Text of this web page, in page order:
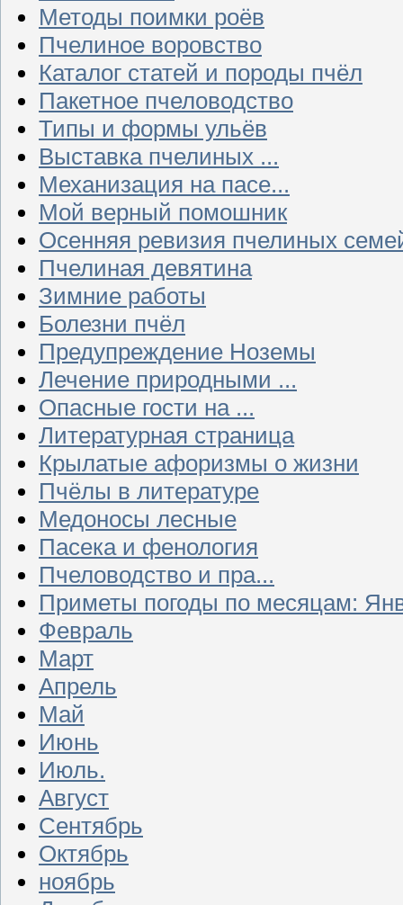
Методы поимки роёв
Пчелиное воровство
Каталог статей и породы пчёл
Пакетное пчеловодство
Типы и формы ульёв
Выставка пчелиных ...
Механизация на пасе...
Мой верный помошник
Осенняя ревизия пчелиных
Пчелиная девятина
Зимние работы
Болезни пчёл
Предупреждение Ноземы
Лечение природными ...
Опасные гости на ...
Литературная страница
Крылатые афоризмы о жизни
Пчёлы в литературе
Медоносы лесные
Пасека и фенология
Пчеловодство и пра...
Приметы погоды по месяцам:
Февраль
Март
Апрель
Май
Июнь
Июль.
Август
Сентябрь
Октябрь
ноябрь